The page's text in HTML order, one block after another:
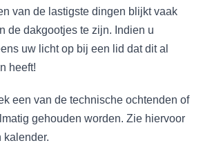
van de lastigste dingen blijkt vaak
de dakgootjes te zijn. Indien u
uw licht op bij een lid dat dit al
heeft!
een van de technische ochtenden of
gehouden worden. Zie hiervoor
kalender.